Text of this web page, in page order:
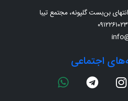
بن‌بست گلپونه، مجتمع تیبا
اجتماعی